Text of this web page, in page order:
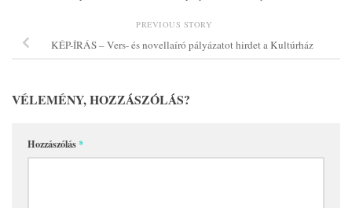
PREVIOUS STORY
KÉP-ÍRÁS – Vers- és novellaíró pályázatot hirdet a Kultúrház
VÉLEMÉNY, HOZZÁSZÓLÁS?
Hozzászólás*